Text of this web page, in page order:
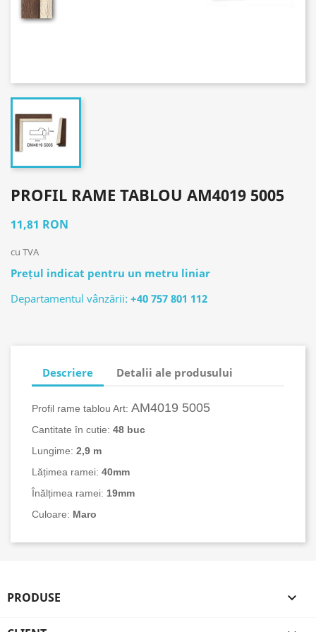
PROFIL RAME TABLOU AM4019 5005
11,81 RON
cu TVA
Prețul indicat pentru un metru liniar
Departamentul vânzării: +40 757 801 112
Descriere Detalii ale produsului
Profil rame tablou Art: AM4019 5005
Cantitate în cutie: 48 buc
Lungime: 2,9 m
Lățimea ramei: 40mm
Înălțimea ramei: 19mm
Culoare: Maro
PRODUSE 